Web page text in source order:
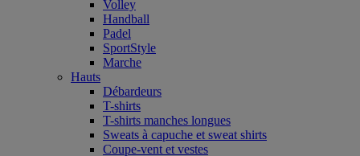
Volley
Handball
Padel
SportStyle
Marche
Hauts
Débardeurs
T-shirts
T-shirts manches longues
Sweats à capuche et sweat shirts
Coupe-vent et vestes